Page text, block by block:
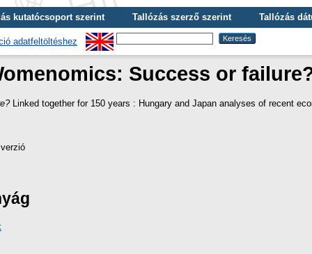
kutatócsoport szerint Tallózás szerző szerint Tallózás
adatfeltöltéshez
Success or
Linked together for 150 years : Hungary and Japan analyses of recent